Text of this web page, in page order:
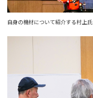
自身の機材について紹介する村上氏